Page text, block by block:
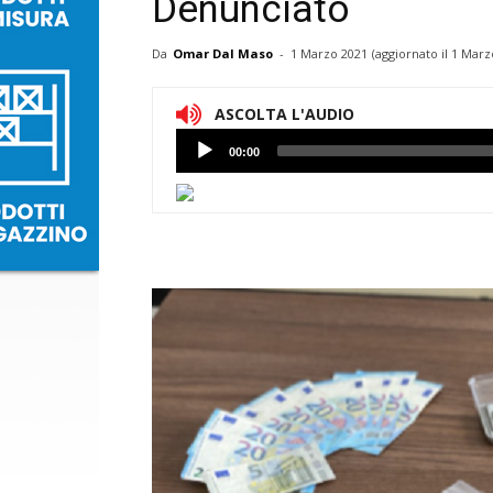
Denunciato
Da Omar Dal Maso - 1 Marzo 2021 (aggiornato il 1
ASCOLTA L'AUDIO
Lettore
Audio
00:00